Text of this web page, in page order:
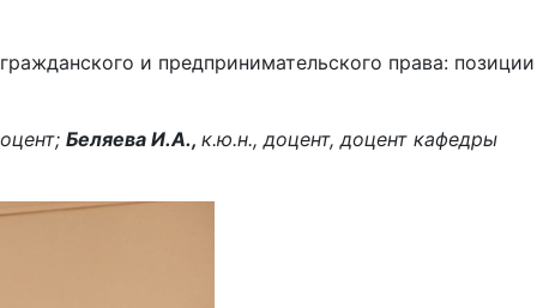
и предпринимательского права: позиции
Беляева И.А., к.ю.н., доцент, доцент кафедры